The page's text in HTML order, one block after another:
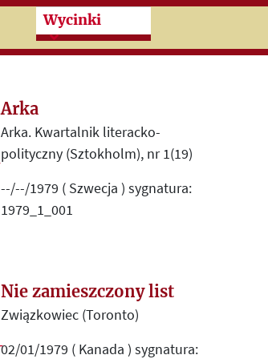
Przeskocz do treści zasadniczej
Wycinki
Arka
Arka. Kwartalnik literacko-
polityczny (Sztokholm), nr 1(19)
--/--/1979 ( Szwecja ) sygnatura:
1979_1_001
niezadowolenie z powodu
„poziomu otrzymanej
Nie zamieszczony list
Związkowiec (Toronto)
02/01/1979 ( Kanada ) sygnatura: